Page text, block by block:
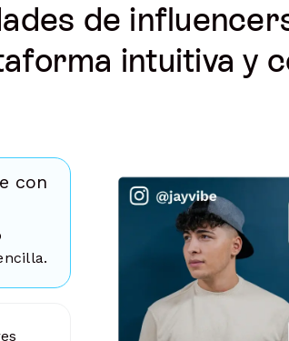
de
intuitiva y
con